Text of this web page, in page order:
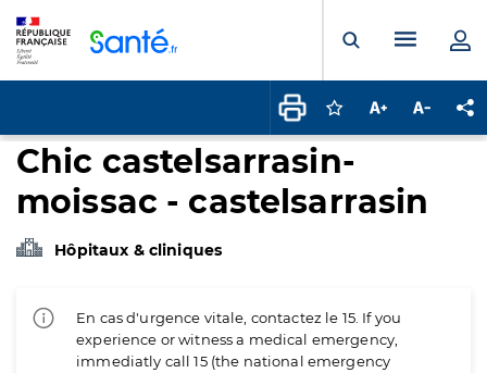
Ouvrir laMenu
Connectez-vous
Augmenter la
Chic castelsarrasin-
moissac - castelsarrasin
Hôpitaux & cliniques
En cas d'urgence vitale, contactez le 15. If you
experience or witness a medical emergency,
immediatly call 15 (the national emergency